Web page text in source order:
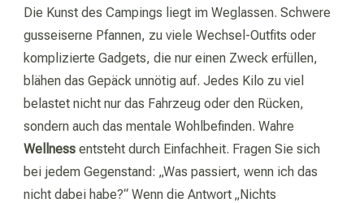
Die Kunst des Campings liegt im Weglassen. Schwere
gusseiserne Pfannen, zu viele Wechsel-Outfits oder
komplizierte Gadgets, die nur einen Zweck erfüllen,
blähen das Gepäck unnötig auf. Jedes Kilo zu viel
belastet nicht nur das Fahrzeug oder den Rücken,
sondern auch das mentale Wohlbefinden. Wahre
Wellness entsteht durch Einfachheit. Fragen Sie sich
bei jedem Gegenstand: „Was passiert, wenn ich das
nicht dabei habe?“ Wenn die Antwort „Nichts